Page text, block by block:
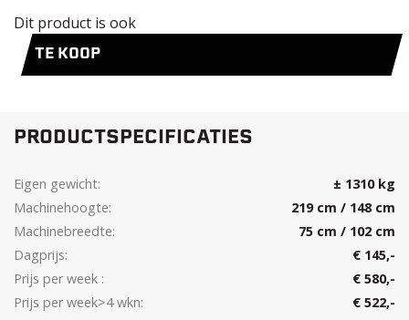
Dit product is ook
TE KOOP
PRODUCTSPECIFICATIES
Eigen gewicht:
± 1310 kg
Machinehoogte:
219 cm / 148 cm
Machinebreedte:
75 cm / 102 cm
Dagprijs:
€ 145,-
Prijs per week :
€ 580,-
Prijs per week>4 wkn:
€ 522,-